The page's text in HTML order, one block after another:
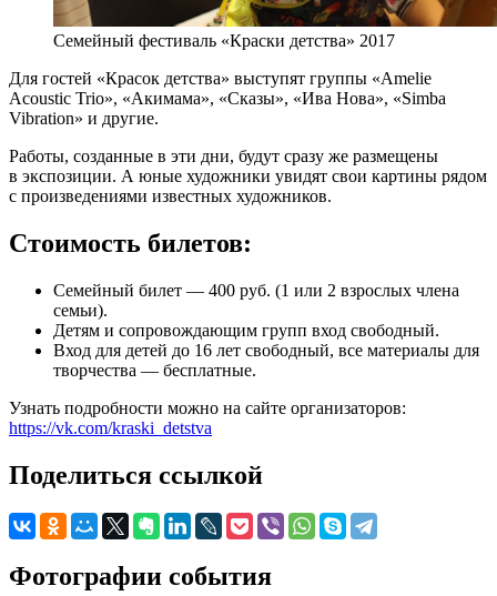
Семейный фестиваль «Краски детства» 2017
Для гостей «Красок детства» выступят группы «Amelie
Acoustic Trio», «Акимама», «Сказы», «Ива Нова», «Simba
Vibration» и другие.
Работы, созданные в эти дни, будут сразу же размещены
в экспозиции. А юные художники увидят свои картины рядом
с произведениями известных художников.
Стоимость билетов:
Семейный билет — 400 руб. (1 или 2 взрослых члена
семьи).
Детям и сопровождающим групп вход свободный.
Вход для детей до 16 лет свободный, все материалы для
творчества — бесплатные.
Узнать подробности можно на сайте организаторов:
https://vk.com/kraski_detstva
Поделиться ссылкой
Фотографии события